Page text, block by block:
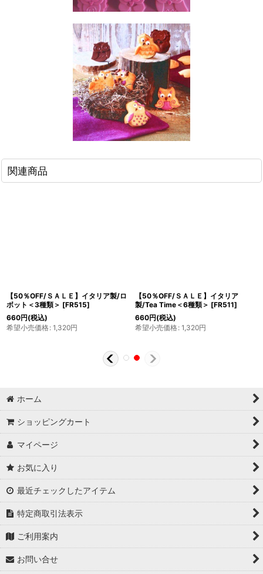
関連商品
【50％OFF/ＳＡＬＥ】イタリア製/ロ
ボット＜3種類＞ [FR515]
660円(税込)
希望小売価格: 1,320円
【50％OFF/ＳＡＬＥ】イタリア
製/Tea Time＜6種類＞ [FR511]
660円(税込)
希望小売価格: 1,320円
ホーム
ショッピングカート
マイページ
お気に入り
最近チェックしたアイテム
特定商取引法表示
ご利用案内
お問い合せ